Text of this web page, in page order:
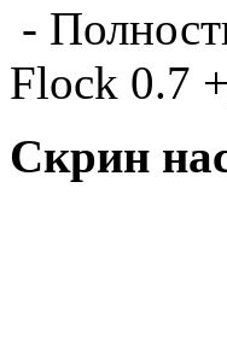
-
Flock 0.7 +
Скрин